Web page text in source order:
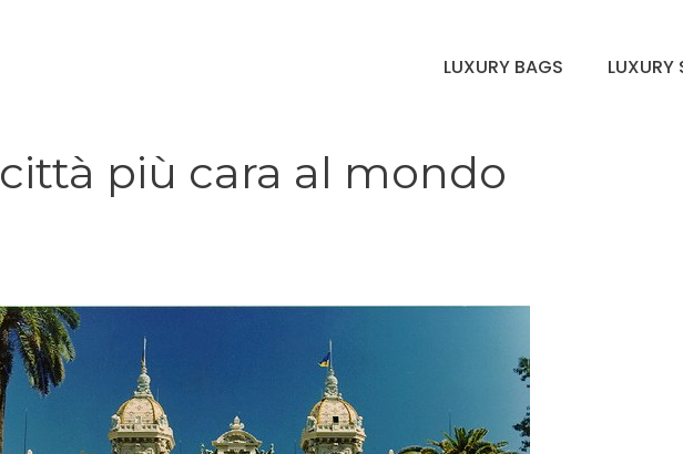
LUXURY BAGS LUXURY
più cara al mondo